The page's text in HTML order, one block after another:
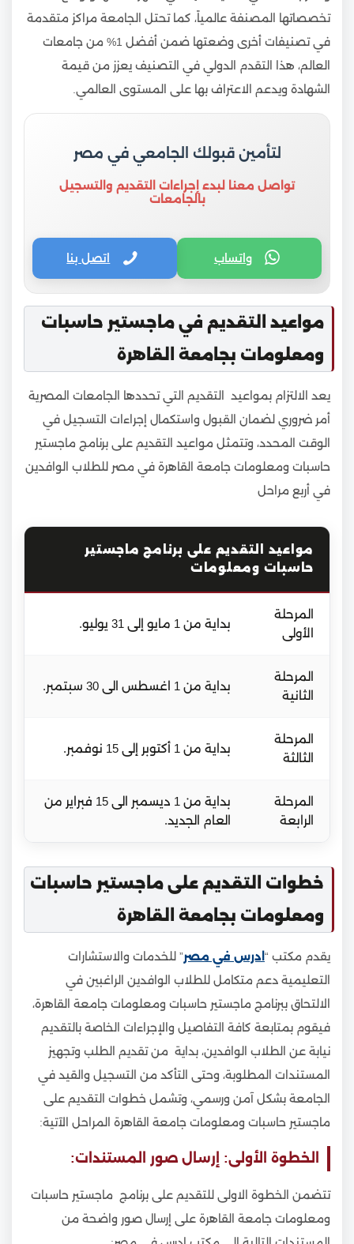
تخصصاتها المصنفة عالمياً، كما تحتل الجامعة مراكز متقدمة
في تصنيفات أخرى وضعتها ضمن أفضل 1% من جامعات
العالم، هذا التقدم الدولي في التصنيف يعزز من قيمة
الشهادة ويدعم الاعتراف بها على المستوى العالمي.
لتأمين قبولك الجامعي في مصر
تواصل معنا لبدء إجراءات التقديم والتسجيل
بالجامعات
واتساب اتصل بنا
مواعيد التقديم في ماجستير حاسبات
ومعلومات بجامعة القاهرة
يعد الالتزام بمواعيد التقديم التي تحددها الجامعات المصرية
أمر ضروري لضمان القبول واستكمال إجراءات التسجيل في
الوقت المحدد، وتتمثل مواعيد التقديم على برنامج ماجستير
حاسبات ومعلومات جامعة القاهرة في مصر للطلاب الوافدين
في أربع مراحل
مواعيد التقديم على برنامج ماجستير
حاسبات ومعلومات
المرحلة
الأولى
بداية من 1 مايو إلى 31 يوليو.
المرحلة
الثانية
بداية من 1 اغسطس الى 30 سبتمبر.
المرحلة
الثالثة
بداية من 1 أكتوبر إلى 15 نوفمبر.
المرحلة
الرابعة
بداية من 1 ديسمبر الى 15 فبراير من
العام الجديد.
خطوات التقديم على ماجستير حاسبات
ومعلومات بجامعة القاهرة
يقدم مكتب “ ادرس في مصر” للخدمات والاستشارات
التعليمية دعم متكامل للطلاب الوافدين الراغبين في
الالتحاق ببرنامج ماجستير حاسبات ومعلومات جامعة القاهرة،
فيقوم بمتابعة كافة التفاصيل والإجراءات الخاصة بالتقديم
نيابة عن الطلاب الوافدين، بداية من تقديم الطلب وتجهيز
المستندات المطلوبة، وحتى التأكد من التسجيل والقيد في
الجامعة بشكل آمن ورسمي، وتشمل خطوات التقديم على
ماجستير حاسبات ومعلومات جامعة القاهرة المراحل الآتية:
الخطوة الأولى: إرسال صور المستندات:
تتضمن الخطوة الاولى للتقديم على برنامج ماجستير حاسبات
ومعلومات جامعة القاهرة على إرسال صور واضحة من